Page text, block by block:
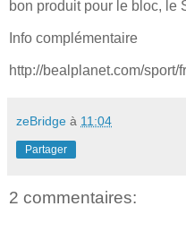
bon produit pour le bloc, le
Info complémentaire
http://bealplanet.com/
zeBridge à 11:04
Partager
2 commentaires: